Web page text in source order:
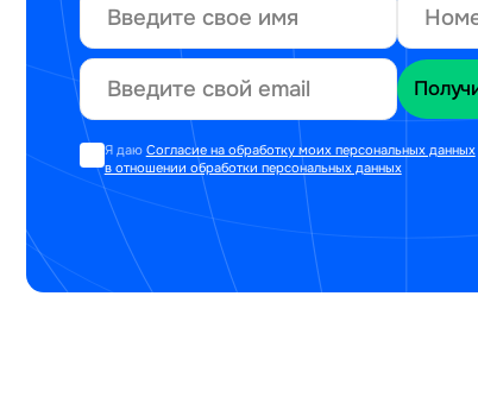
Я даю Согласие на обработку моих персональных данных
в отношении обработки персональных данных